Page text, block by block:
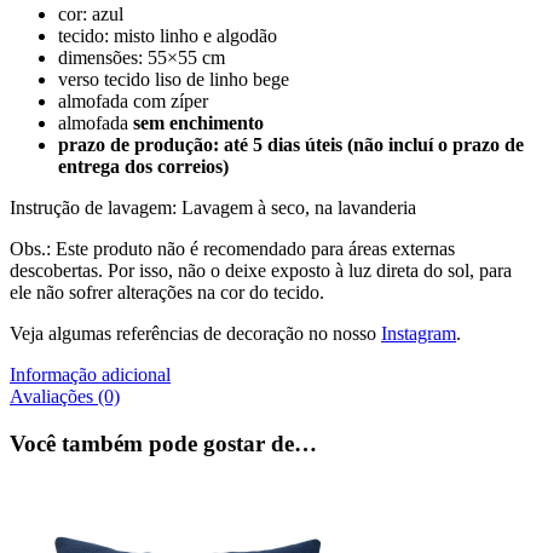
cor: azul
tecido: misto linho e algodão
dimensões: 55×55 cm
verso tecido liso de linho bege
almofada com zíper
almofada sem enchimento
prazo de produção: até 5 dias úteis (não incluí o prazo de
entrega dos correios)
Instrução de lavagem: Lavagem à seco, na lavanderia
Obs.: Este produto não é recomendado para áreas externas
descobertas. Por isso, não o deixe exposto à luz direta do sol, para
ele não sofrer alterações na cor do tecido.
Veja algumas referências de decoração no nosso Instagram.
Informação adicional
Avaliações (0)
Você também pode gostar de…